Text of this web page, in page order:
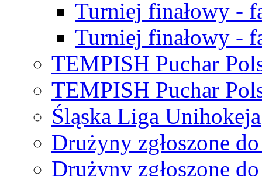
Turniej finałowy -
Turniej finałowy -
TEMPISH Puchar
TEMPISH Puchar
Śląska Liga Unihokeja
Drużyny zgłoszone
Drużyny zgłoszone